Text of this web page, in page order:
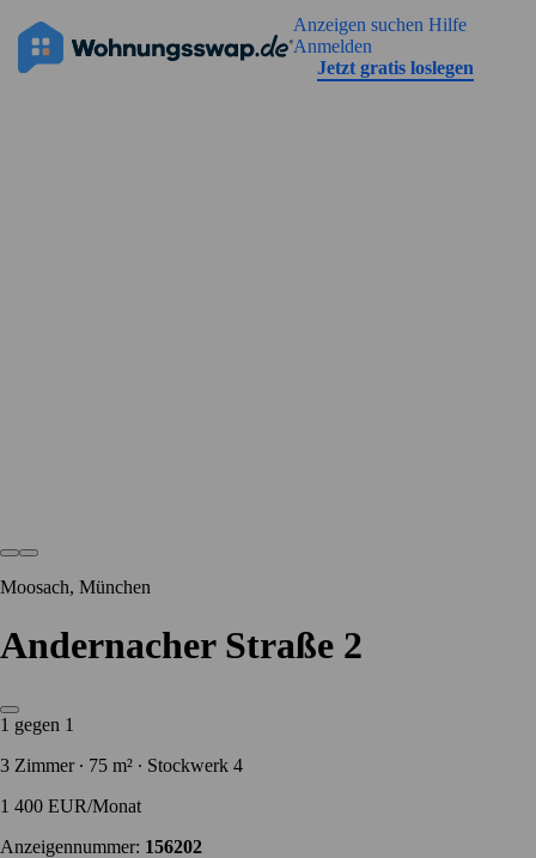
Anzeigen suchen Hilfe
Anmelden
Jetzt gratis loslegen
Die Anzeige hat noch keine Bilder
Straßenansicht
Moosach, München
Andernacher Straße 2
1 gegen 1
3 Zimmer ∙ 75 m² ∙ Stockwerk 4
1 400 EUR/Monat
Anzeigennummer: 156202